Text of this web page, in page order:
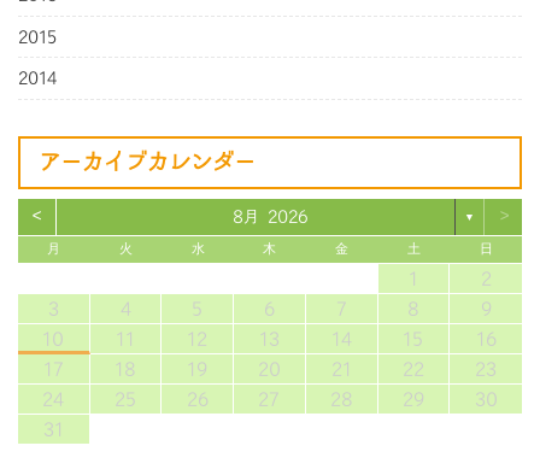
2015
2014
アーカイブカレンダー
< 8月 2026 ▼ >
月 火 水 木 金 土 日
1
2
3
4 5 6 7 8
9
10
11 12 13 14 15
16
17
18 19 20 21 22
23
24
25 26 27 28 29
30
31